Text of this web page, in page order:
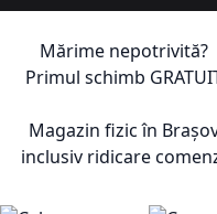
Mărime nepotrivită?
Primul schimb
Magazin fizic în
inclusiv ridicare